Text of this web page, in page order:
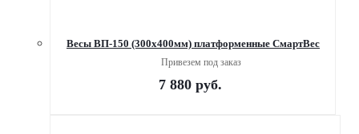
Весы ВП-150 (300х400мм) платформенные СмартВес
Привезем под заказ
7 880 руб.